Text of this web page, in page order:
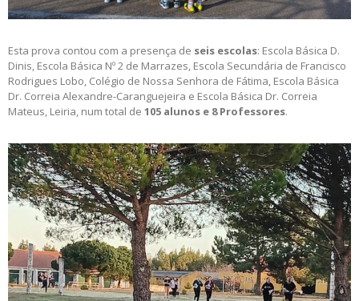
Esta prova contou com a presença de seis escolas: Escola Básica D.
Dinis, Escola Básica Nº 2 de Marrazes, Escola Secundária de Francisco
Rodrigues Lobo, Colégio de Nossa Senhora de Fátima, Escola Básica
Dr. Correia Alexandre-Caranguejeira e Escola Básica Dr. Correia
Mateus, Leiria, num total de 105 alunos e 8 Professores.